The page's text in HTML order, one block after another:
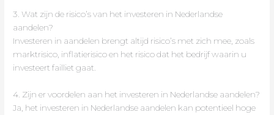
3. Wat zijn de risico’s van het investeren in Nederlandse
aandelen?
Investeren in aandelen brengt altijd risico’s met zich mee, zoals
marktrisico, inflatierisico en het risico dat het bedrijf waarin u
investeert failliet gaat.
4. Zijn er voordelen aan het investeren in Nederlandse aandelen?
Ja, het investeren in Nederlandse aandelen kan potentieel hoge